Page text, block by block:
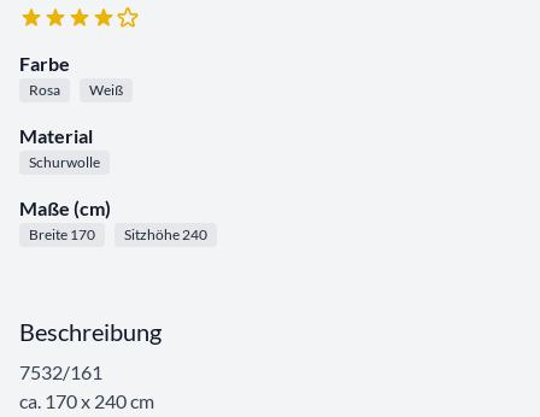
Farbe
Rosa Weiß
Material
Schurwolle
Maße (cm)
Breite 170 Sitzhöhe 240
Beschreibung
7532/161
ca. 170 x 240 cm